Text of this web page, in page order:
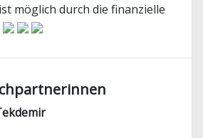
möglich durch die finanzielle